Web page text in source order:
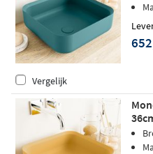
Vergelijk